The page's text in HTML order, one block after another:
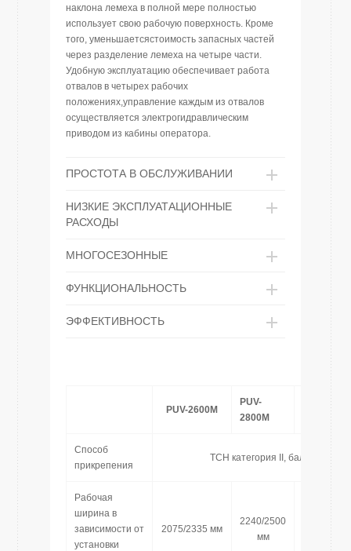
наклона лемеха в полной мере полностью
использует свою рабочую поверхность. Кроме
того, уменьшаетсястоимость запасных частей
через разделение лемеха на четыре части.
Удобную эксплуатацию обеспечивает работа
отвалов в четырех рабочих
положениях,управление каждым из отвалов
осуществляется электрогидравлическим
приводом из кабины оператора.
ПРОСТОТА В ОБСЛУЖИВАНИИ
НИЗКИЕ ЭКСПЛУАТАЦИОННЫЕ
РАСХОДЫ
МНОГОСЕЗОННЫЕ
ФУНКЦИОНАЛЬНОСТЬ
ЭФФЕКТИВНОСТЬ
PUV-2600М
PUV-
2800М
PUV-
3000М
Способ
прикрепения
ТСН категория II,
Рабочая
ширина в
зависимости от
установки
2075/2335 мм
2240/2500
мм
мм